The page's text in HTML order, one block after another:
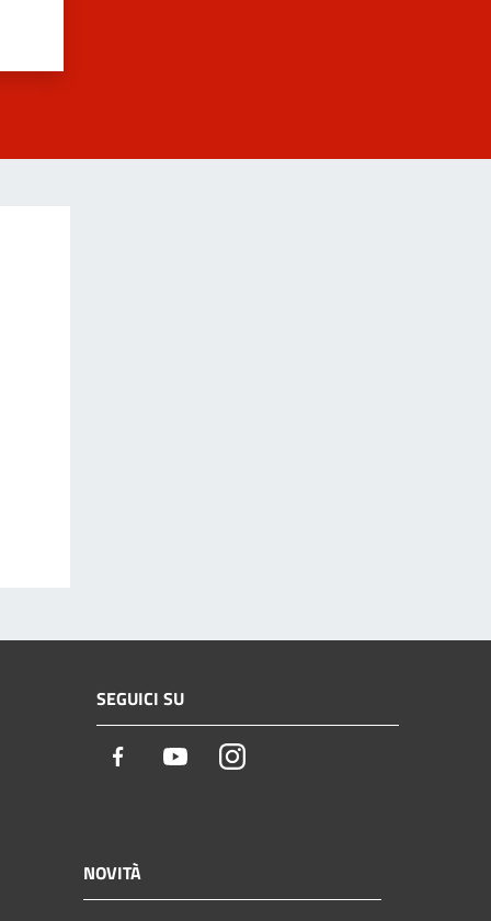
SEGUICI SU
Facebook YoutubeInstagram
NOVITÀ